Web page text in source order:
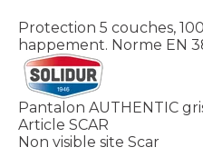
Protection 5 couches,
happement. Norme EN
Pantalon AUTHENTIC
Article SCAR
Non visible site Scar